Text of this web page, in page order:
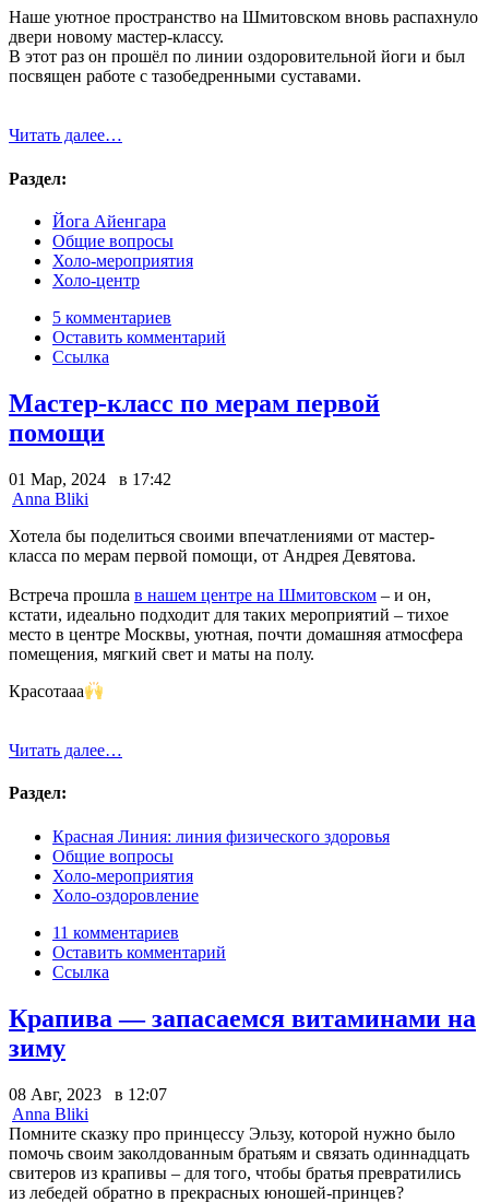
Наше уютное пространство на Шмитовском вновь распахнуло
двери новому мастер-классу.
В этот раз он прошёл по линии оздоровительной йоги и был
посвящен работе с тазобедренными суставами.
Читать далее…
Раздел:
Йога Айенгара
Общие вопросы
Холо-мероприятия
Холо-центр
5 комментариев
Оставить комментарий
Ссылка
Мастер-класс по мерам первой
помощи
01 Мар, 2024 в 17:42
Anna Bliki
Хотела бы поделиться своими впечатлениями от мастер-
класса по мерам первой помощи, от Андрея Девятова.
Встреча прошла в нашем центре на Шмитовском – и он,
кстати, идеально подходит для таких мероприятий – тихое
место в центре Москвы, уютная, почти домашняя атмосфера
помещения, мягкий свет и маты на полу.
Красотааа
Читать далее…
Раздел:
Красная Линия: линия физического здоровья
Общие вопросы
Холо-мероприятия
Холо-оздоровление
11 комментариев
Оставить комментарий
Ссылка
Крапива — запасаемся витаминами на
зиму
08 Авг, 2023 в 12:07
Anna Bliki
Помните сказку про принцессу Эльзу, которой нужно было
помочь своим заколдованным братьям и связать одиннадцать
свитеров из крапивы – для того, чтобы братья превратились
из лебедей обратно в прекрасных юношей-принцев?